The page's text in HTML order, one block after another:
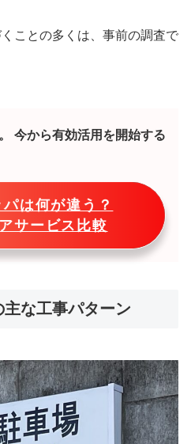
ことの多くは、事前の調査で
今から有効活用を開始する
は何が違う？
サービス比較
な工事パターン